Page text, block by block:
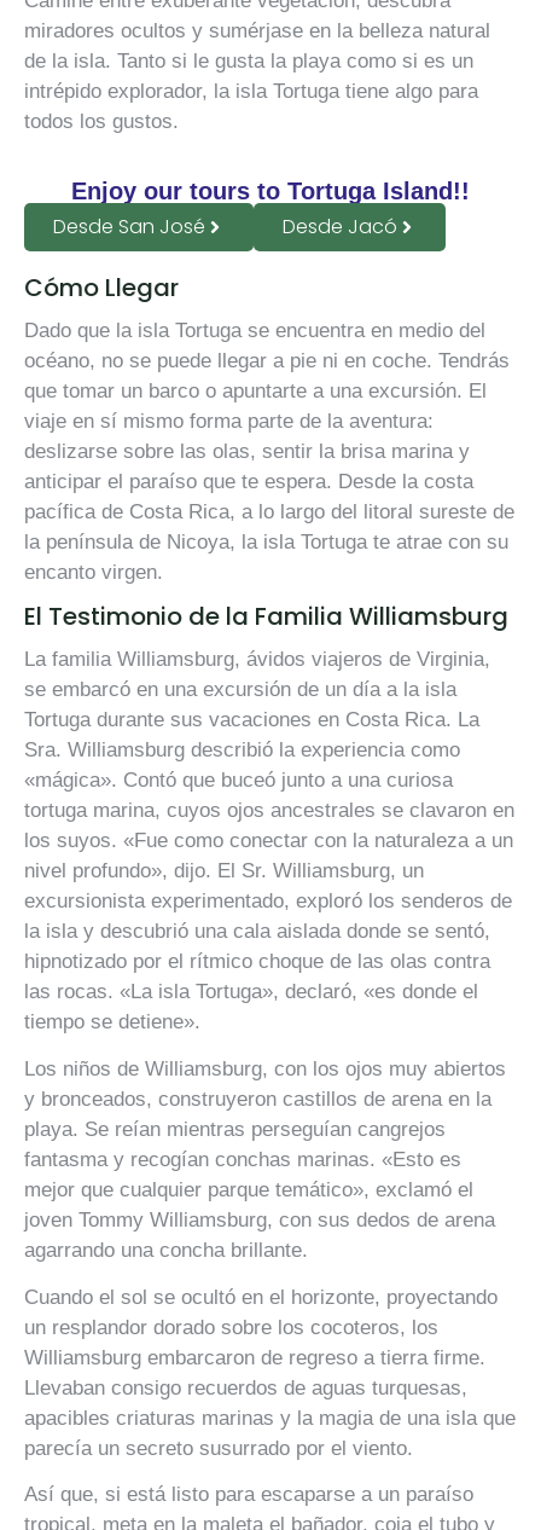
miradores ocultos y sumérjase en la belleza natural
de la isla. Tanto si le gusta la playa como si es un
intrépido explorador, la isla Tortuga tiene algo para
todos los gustos.
Enjoy our tours to Tortuga Island!!
Desde San José Desde Jacó
Cómo Llegar
Dado que la isla Tortuga se encuentra en medio del
océano, no se puede llegar a pie ni en coche. Tendrás
que tomar un barco o apuntarte a una excursión. El
viaje en sí mismo forma parte de la aventura:
deslizarse sobre las olas, sentir la brisa marina y
anticipar el paraíso que te espera. Desde la costa
pacífica de Costa Rica, a lo largo del litoral sureste de
la península de Nicoya, la isla Tortuga te atrae con su
encanto virgen.
El Testimonio de la Familia Williamsburg
La familia Williamsburg, ávidos viajeros de Virginia,
se embarcó en una excursión de un día a la isla
Tortuga durante sus vacaciones en Costa Rica. La
Sra. Williamsburg describió la experiencia como
«mágica». Contó que buceó junto a una curiosa
tortuga marina, cuyos ojos ancestrales se clavaron en
los suyos. «Fue como conectar con la naturaleza a un
nivel profundo», dijo. El Sr. Williamsburg, un
excursionista experimentado, exploró los senderos de
la isla y descubrió una cala aislada donde se sentó,
hipnotizado por el rítmico choque de las olas contra
las rocas. «La isla Tortuga», declaró, «es donde el
tiempo se detiene».
Los niños de Williamsburg, con los ojos muy abiertos
y bronceados, construyeron castillos de arena en la
playa. Se reían mientras perseguían cangrejos
fantasma y recogían conchas marinas. «Esto es
mejor que cualquier parque temático», exclamó el
joven Tommy Williamsburg, con sus dedos de arena
agarrando una concha brillante.
Cuando el sol se ocultó en el horizonte, proyectando
un resplandor dorado sobre los cocoteros, los
Williamsburg embarcaron de regreso a tierra firme.
Llevaban consigo recuerdos de aguas turquesas,
apacibles criaturas marinas y la magia de una isla que
parecía un secreto susurrado por el viento.
Así que, si está listo para escaparse a un paraíso
tropical, meta en la maleta el bañador, coja el tubo y